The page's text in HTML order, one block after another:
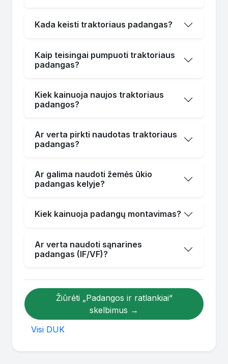
Kada keisti traktoriaus padangas?
Kaip teisingai pumpuoti traktoriaus
padangas?
Kiek kainuoja naujos traktoriaus
padangos?
Ar verta pirkti naudotas traktoriaus
padangas?
Ar galima naudoti žemės ūkio
padangas kelyje?
Kiek kainuoja padangų montavimas?
Ar verta naudoti sąnarines
padangas (IF/VF)?
Žiūrėti „Padangos ir ratlankiai“
skelbimus →
Visi DUK